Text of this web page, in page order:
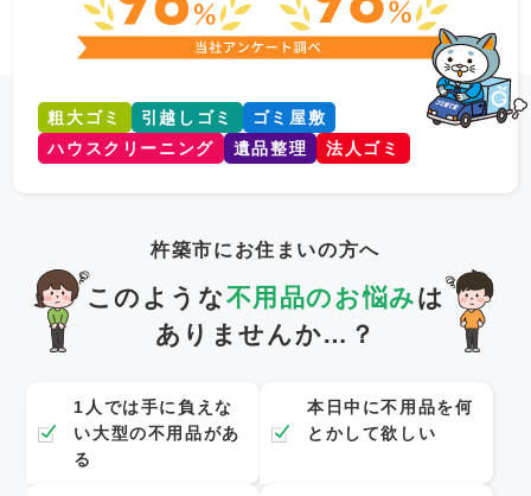
粗大ゴミ 引越しゴミ
ゴミ屋敷
ハウスクリーニング
遺品整理 法人ゴミ
杵築市にお住まいの方へ
このような不用品のお悩みは
ありませんか…？
1人では手に負えな
い大型の不用品があ
る
本日中に不用品を何
とかして欲しい